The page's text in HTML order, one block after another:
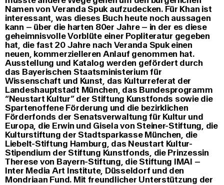
Namen von Veranda Spuk aufzudecken. Für Khan ist
interessant, was dieses Buch heute noch aussagen
kann – über die harten 80er Jahre – in der es diese
geheimnisvolle Vorblüte einer Popliteratur gegeben
hat, die fast 20 Jahre nach Veranda Spuk einen
neuen, kommerzielleren Anlauf genommen hat.
Ausstellung und Katalog werden gefördert durch
das Bayerischen Staatsministerium für
Wissenschaft und Kunst, das Kulturreferat der
Landeshauptstadt München, das Bundesprogramm
“Neustart Kultur” der Stiftung Kunstfonds sowie die
Spartenoffene Förderung und die bezirklichen
Förderfonds der Senatsverwaltung für Kultur und
Europa, die Erwin und Gisela von Steiner-Stiftung, die
Kulturstiftung der Stadtsparkasse München, die
Liebelt-Stiftung Hamburg, das Neustart Kultur-
Stipendium der Stiftung Kunstfonds, die Prinzessin
Therese von Bayern-Stiftung, die Stiftung IMAI –
Inter Media Art Institute, Düsseldorf und den
Mondriaan Fund. Mit freundlicher Unterstützung der